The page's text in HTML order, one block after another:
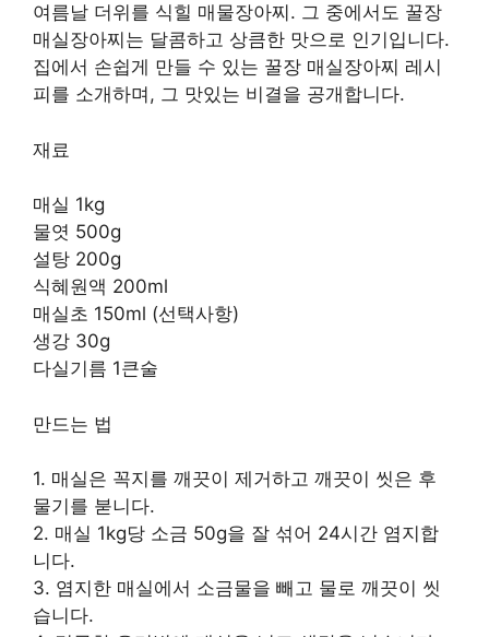
여름날 더위를 식힐 매물장아찌. 그 중에서도 꿀장
매실장아찌는 달콤하고 상큼한 맛으로 인기입니다.
집에서 손쉽게 만들 수 있는 꿀장 매실장아찌 레시
피를 소개하며, 그 맛있는 비결을 공개합니다.
재료
매실 1kg
물엿 500g
설탕 200g
식혜원액 200ml
매실초 150ml (선택사항)
생강 30g
다실기름 1큰술
만드는 법
1. 매실은 꼭지를 깨끗이 제거하고 깨끗이 씻은 후
물기를 붇니다.
2. 매실 1kg당 소금 50g을 잘 섞어 24시간 염지합
니다.
3. 염지한 매실에서 소금물을 빼고 물로 깨끗이 씻
습니다.